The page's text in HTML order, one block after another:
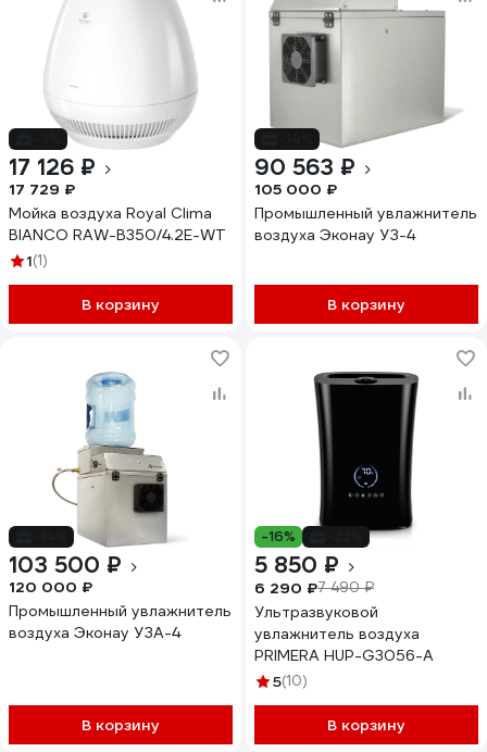
17 126 ₽
17 729 ₽
Мойка воздуха Royal Clima
BIANCO RAW-B350/4.2E-WT
1(1)
В корзину
90 563 ₽
105 000 ₽
Промышленный увлажнитель
воздуха Эконау УЗ-4
В корзину
103 500 ₽
120 000 ₽
Промышленный увлажнитель
воздуха Эконау УЗА-4
В корзину
-16%
5 850 ₽
6 290 ₽7 490 ₽
Ультразвуковой
увлажнитель воздуха
PRIMERA HUP-G3056-A
5(10)
В корзину